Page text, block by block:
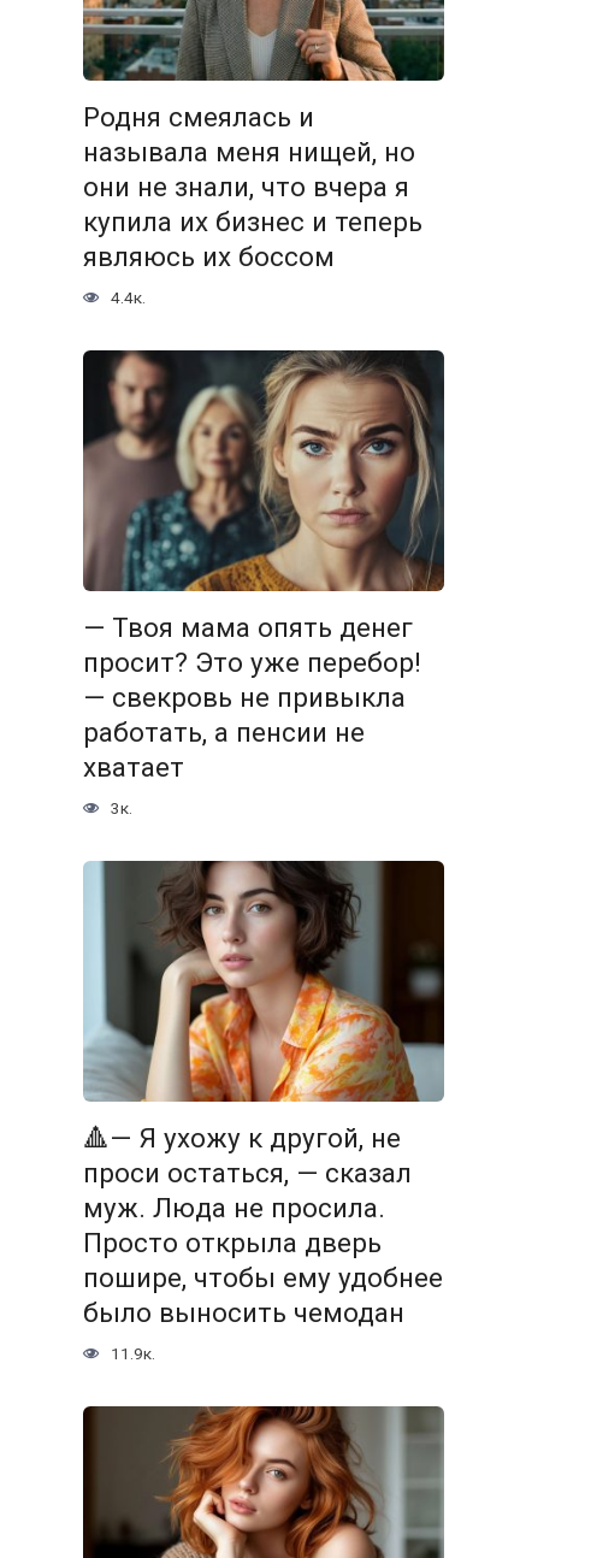
Родня смеялась и
называла меня нищей, но
они не знали, что вчера я
купила их бизнес и теперь
являюсь их боссом
4.4к.
— Твоя мама опять денег
просит? Это уже перебор!
— свекровь не привыкла
работать, а пенсии не
хватает
3к.
🔺— Я ухожу к другой, не
проси остаться, — сказал
муж. Люда не просила.
Просто открыла дверь
пошире, чтобы ему удобнее
было выносить чемодан
11.9к.